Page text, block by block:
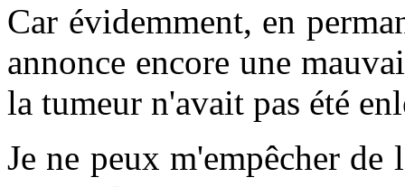
Car évidemment, en
annonce encore une
la tumeur n'avait pas été
Je ne peux m'empêcher